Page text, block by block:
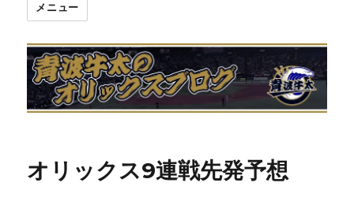
メニュー
オリックス9連戦先発予想